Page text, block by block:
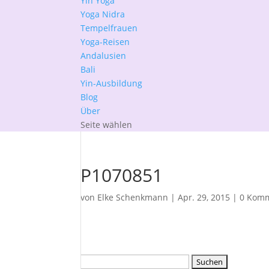
Yoga Nidra
Tempelfrauen
Yoga-Reisen
Andalusien
Bali
Yin-Ausbildung
Blog
Über
Seite wählen
P1070851
von Elke Schenkmann |Apr. 29, 2015 |0